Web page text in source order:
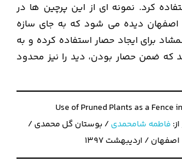
کرد. نمونه ای از این پرچین ها در
دیده می شود که به جای سازه
برای ایجاد حصار استفاده کرده و به
که ضمن حصار بودن، دید را نیز محدود
Use of Pruned Plants as a Fence
فاطمه شامحمدی / بوستان گل محمدی /
اصفهان / اردیبهشت ۱۳۹۷